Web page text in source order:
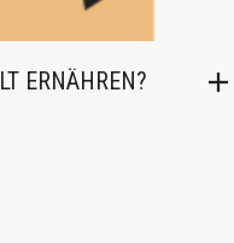
ERNÄHREN?